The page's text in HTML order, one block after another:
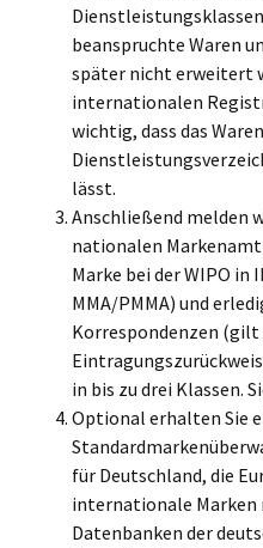
beanspruchte Waren
später nicht erweitert
internationalen
wichtig, dass das
lässt.
Anschließend melden
nationalen
Marke bei der WIPO in
MMA/PMMA) und
Korrespondenzen
in bis zu drei Klassen.
Optional erhalten Sie
für Deutschland, die
internationale Marken
Datenbanken der